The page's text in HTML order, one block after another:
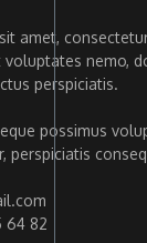
amet,
voluptates nemo,
perspiciatis.
possimus
perspiciatis
64 82